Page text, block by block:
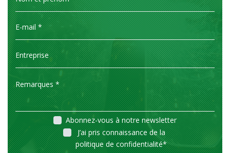
Abonnez-vous à notre newsletter
J’ai pris connaissance de la
politique de confidentialité*